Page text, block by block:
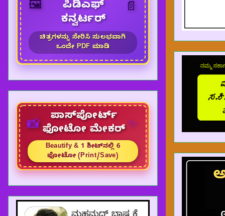
🖼️
ಪಿಡಿಎಫ್
ಕನ್ವರ್ಟರ್
📄
ಚಿತ್ರಗಳನ್ನು ಸೇರಿಸಿ ಸುಲಭವಾಗಿ
ಒಂದೇ PDF ಮಾಡಿ
📸
ಪಾಸ್‌ಪೋರ್ಟ್
ಫೋಟೋ ಮೇಕರ್ ✨
Beautify & 1 ಶೀಟ್‌ನಲ್ಲಿ 6
ಫೋಟೋ (Print/Save)